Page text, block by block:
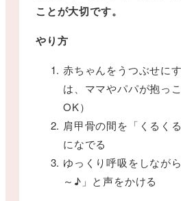
ことが大切です。
やり方
赤ちゃんをうつぶせに
は、ママやパパが抱っ
OK）
肩甲骨の間を「くるく
になでる
ゆっくり呼吸をしなが
～♪」と声をかける